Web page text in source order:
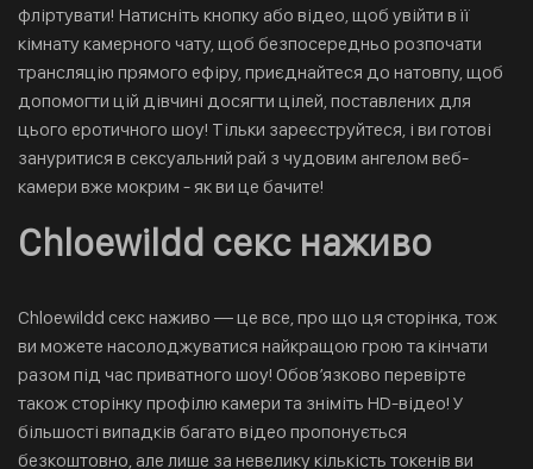
фліртувати! Натисніть кнопку або відео, щоб увійти в її
кімнату камерного чату, щоб безпосередньо розпочати
трансляцію прямого ефіру, приєднайтеся до натовпу, щоб
допомогти цій дівчині досягти цілей, поставлених для
цього еротичного шоу! Тільки зареєструйтеся, і ви готові
зануритися в сексуальний рай з чудовим ангелом веб-
камери вже мокрим - як ви це бачите!
Chloewildd секс наживо
Chloewildd секс наживо — це все, про що ця сторінка, тож
ви можете насолоджуватися найкращою грою та кінчати
разом під час приватного шоу! Обов’язково перевірте
також сторінку профілю камери та зніміть HD-відео! У
більшості випадків багато відео пропонується
безкоштовно, але лише за невелику кількість токенів ви